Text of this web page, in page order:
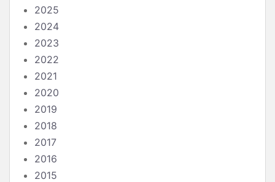
2025
2024
2023
2022
2021
2020
2019
2018
2017
2016
2015